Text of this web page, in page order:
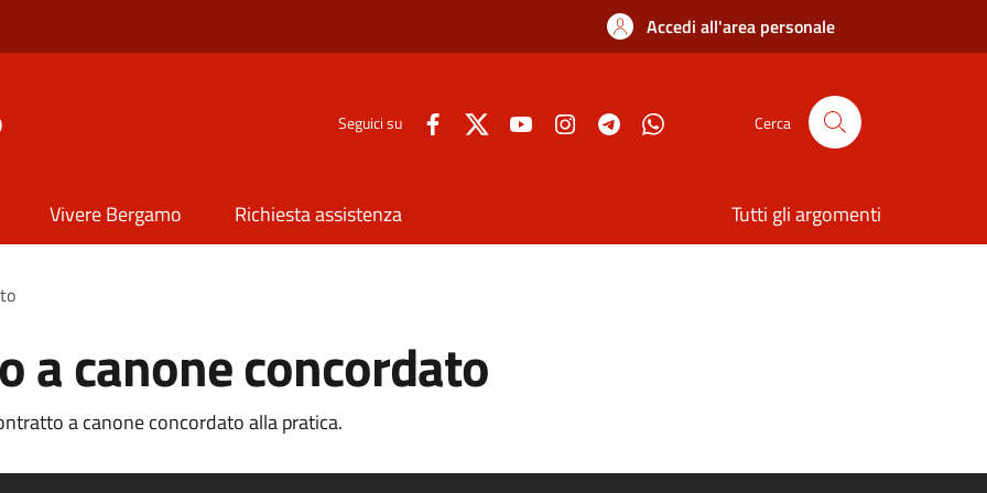
Accedi all'area personale
Seguici su Cerca
Vivere Bergamo Richiesta assistenza Tutti gli argomenti
a canone concordato
a canone concordato alla pratica.